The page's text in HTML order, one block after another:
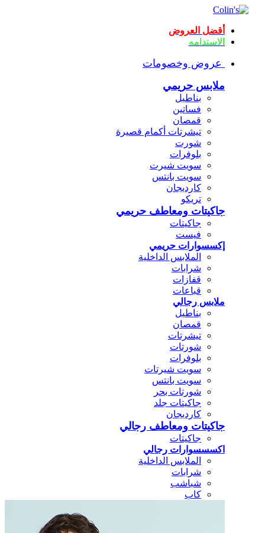
أقضل العروض
الاستدامه
عروض وخصومات
ملابس حريمي
بناطيل
فساتين
قمصان
تيشرتات أكمام قصيرة
شورت
بلوفرات
سويت شيرت
سويت بانتس
كارديجان
تريكو
جاكيتات ومعاطف حريمي
جاكيتات
فيست
إكسسوارات حريمي
الملابس الداخلية
شرابات
قفازات
قباعات
ملابس رجالي
بناطيل
قمصان
تيشرتات
شورتات
بلوفرات
سويت شيرتات
سويت بانتس
شورتات بحر
جاكيتات جلد
كارديجان
جاكيتات ومعاطف رجالي
جاكيتات
اكسسسوارات رجالي
الملابس الداخلية
شرابات
شباشب
كاب